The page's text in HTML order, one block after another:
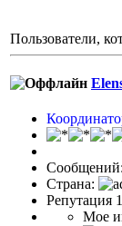
Пользователи,
Страна:
Репутация
Мое